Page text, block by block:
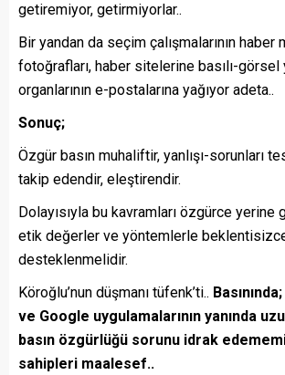
getiremiyor, getirmiyorlar..
Bir yandan da seçim çalışmalarının haber
fotoğrafları, haber sitelerine basılı-görsel
organlarının e-postalarına yağıyor adeta..
Sonuç;
Özgür basın muhaliftir, yanlışı-sorunları
takip edendir, eleştirendir.
Dolayısıyla bu kavramları özgürce
etik değerler ve yöntemlerle
desteklenmelidir.
Köroğlu’nun düşmanı tüfenk’ti..
ve Google uygulamalarının yanında
basın özgürlüğü sorunu idrak
sahipleri maalesef..